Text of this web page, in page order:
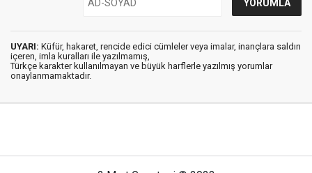
UYARI: Küfür, hakaret, rencide edici cümleler veya imalar, inançlara saldırı
içeren, imla kuralları ile yazılmamış,
Türkçe karakter kullanılmayan ve büyük harflerle yazılmış yorumlar
onaylanmamaktadır.